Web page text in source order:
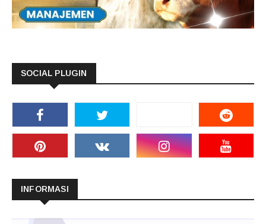
SOCIAL PLUGIN
INFORMASI